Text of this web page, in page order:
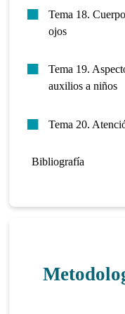
Tema 18.
ojos
Tema 19.
auxilios a niños
Tema 20.
Bibliografía